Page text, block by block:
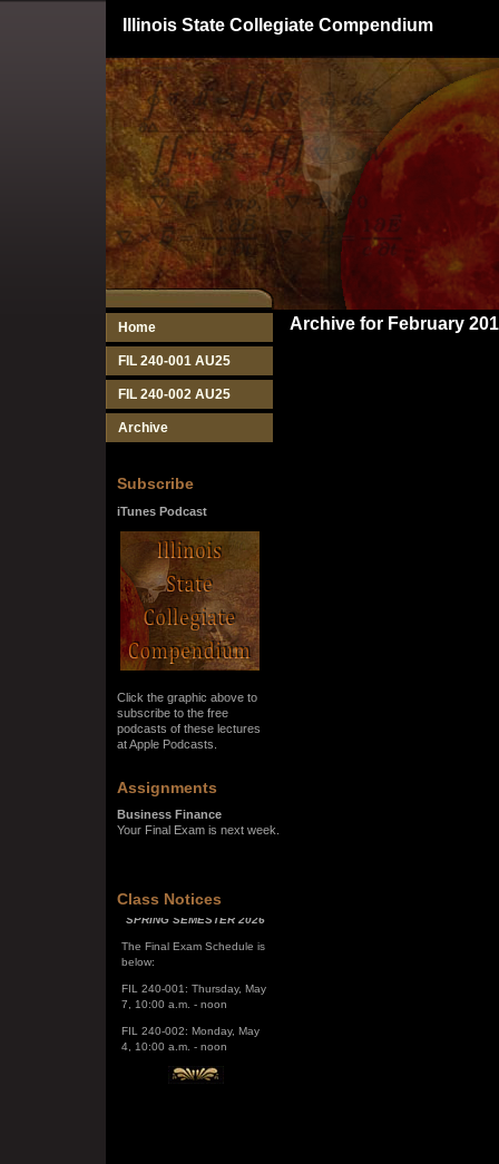
Illinois State Collegiate Compendium
Home
FIL 240-001 AU25
FIL 240-002 AU25
Archive
Subscribe
iTunes Podcast
Click the graphic above to
subscribe to the free
podcasts of these lectures
at Apple Podcasts.
Assignments
Business Finance
Your Final Exam is next week.
Class Notices
SPRING SEMESTER 2026
The Final Exam Schedule is
FIL 240-001: Thursday, May
FIL 240-002: Monday, May
Archive for February